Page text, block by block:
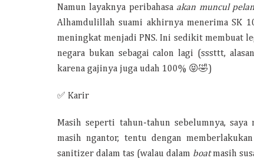
Namun layaknya peribahasa akan muncul
Alhamdulillah suami akhirnya menerima SK
meningkat menjadi PNS. Ini sedikit membuat
negara bukan sebagai calon lagi (sssttt,
karena gajinya juga udah 100% 😝🤣)
✅ Karir
Masih seperti tahun-tahun sebelumnya, saya
masih ngantor, tentu dengan
sanitizer dalam tas (walau dalam boatmasih